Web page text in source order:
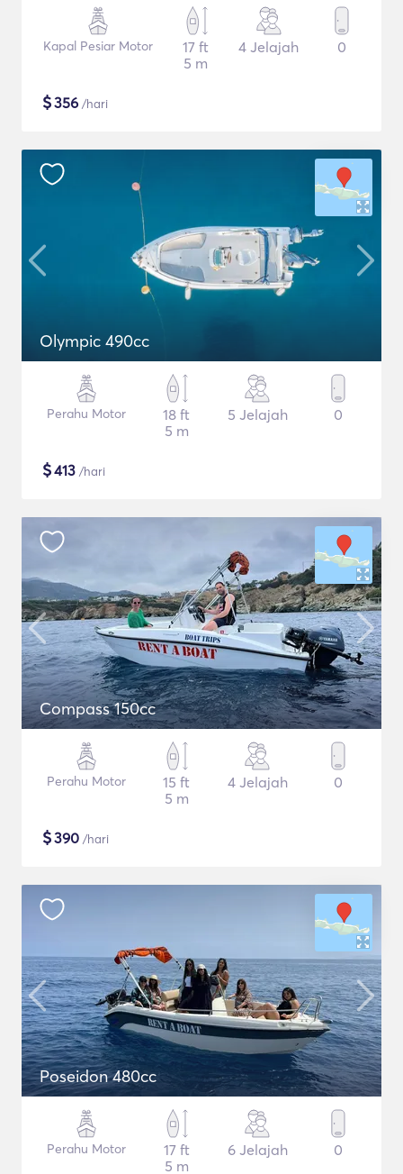
Kapal Pesiar Motor
17 ft
5 m
4 Jelajah 0
$356 /hari
Olympic 490cc
Perahu Motor
18 ft
5 m
5 Jelajah 0
$413 /hari
Compass 150cc
Perahu Motor
15 ft
5 m
4 Jelajah 0
$390 /hari
Poseidon 480cc
Perahu Motor
17 ft
5 m
6 Jelajah 0